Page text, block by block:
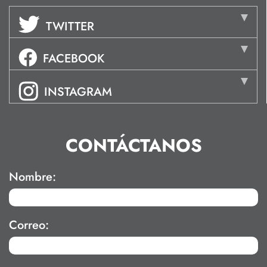
TWITTER
FACEBOOK
INSTAGRAM
CONTÁCTANOS
Nombre:
Correo: